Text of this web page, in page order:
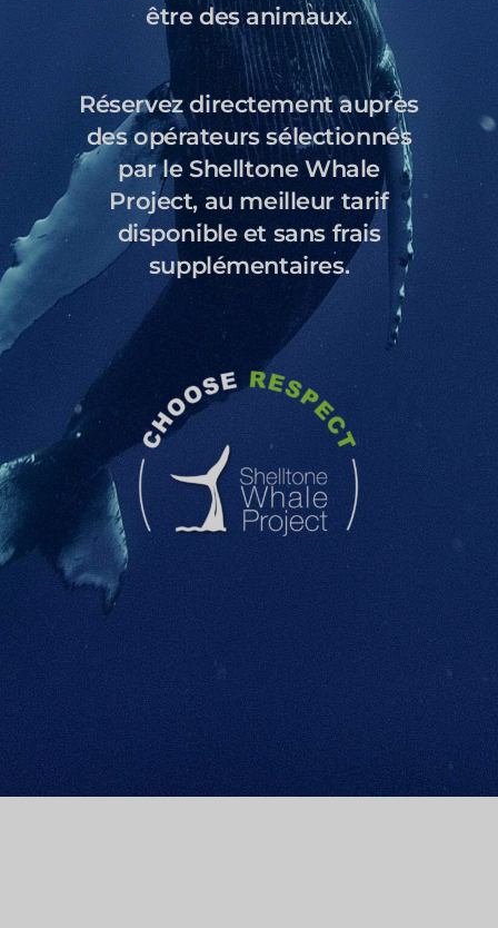
être des animaux.
Réservez directement auprès
des opérateurs sélectionnés
par le Shelltone Whale
Project, au meilleur tarif
disponible et sans frais
supplémentaires.